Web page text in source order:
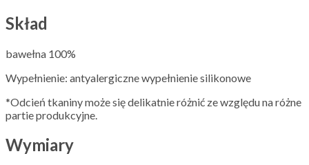
Skład
bawełna 100%
Wypełnienie: antyalergiczne wypełnienie silikonowe
*Odcień tkaniny może się delikatnie różnić ze względu na różne
partie produkcyjne.
Wymiary